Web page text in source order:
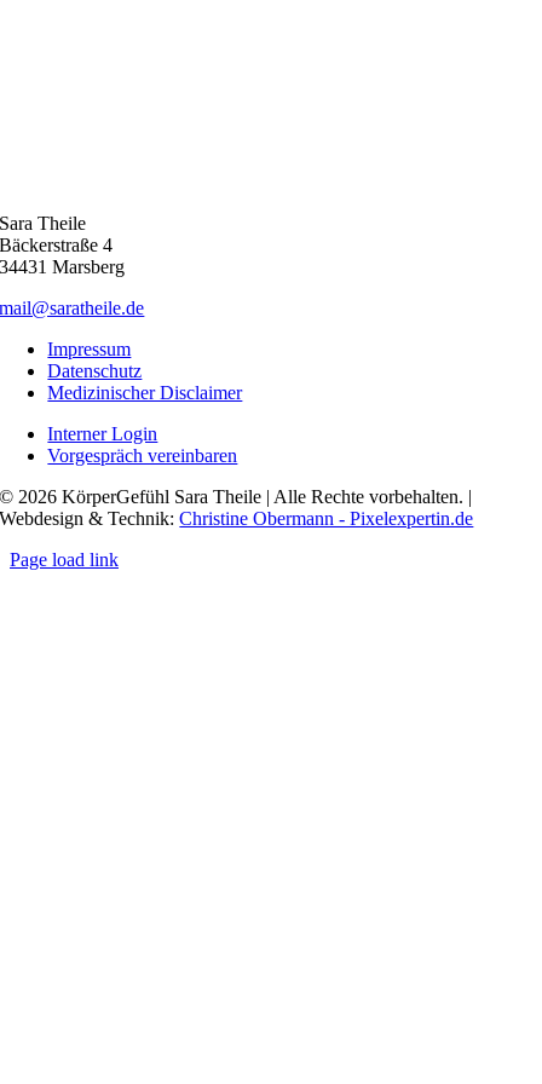
Sara Theile
Bäckerstraße 4
34431 Marsberg
mail@saratheile.de
Impressum
Datenschutz
Medizinischer Disclaimer
Interner Login
Vorgespräch vereinbaren
© 2026 KörperGefühl Sara Theile | Alle Rechte vorbehalten. |
Webdesign & Technik:Christine Obermann - Pixelexpertin.de
Page load link